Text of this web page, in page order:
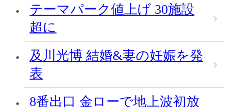
テーマパーク値上げ 30施設
超に
及川光博 結婚&妻の妊娠を発
表
8番出口 金ローで地上波初放